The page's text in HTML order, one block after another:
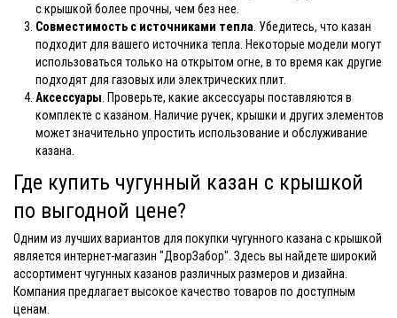
с крышкой более прочны, чем без нее.
Совместимость с источниками тепла. Убедитесь, что казан
подходит для вашего источника тепла. Некоторые модели могут
использоваться только на открытом огне, в то время как другие
подходят для газовых или электрических плит.
Аксессуары. Проверьте, какие аксессуары поставляются в
комплекте с казаном. Наличие ручек, крышки и других элементов
может значительно упростить использование и обслуживание
казана.
Где купить чугунный казан с крышкой
по выгодной цене?
Одним из лучших вариантов для покупки чугунного казана с крышкой
является интернет-магазин "ДворЗабор". Здесь вы найдете широкий
ассортимент чугунных казанов различных размеров и дизайна.
Компания предлагает высокое качество товаров по доступным
ценам.